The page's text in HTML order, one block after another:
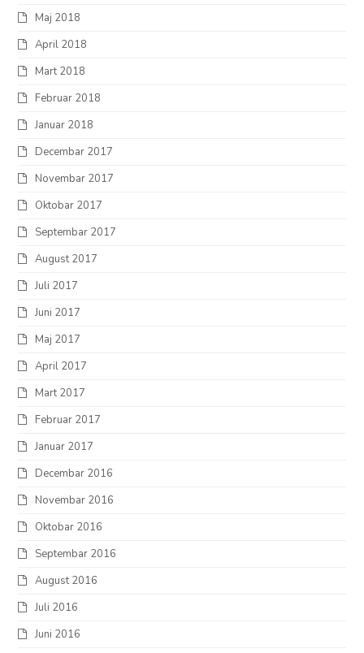
Maj 2018
April 2018
Mart 2018
Februar 2018
Januar 2018
Decembar 2017
Novembar 2017
Oktobar 2017
Septembar 2017
August 2017
Juli 2017
Juni 2017
Maj 2017
April 2017
Mart 2017
Februar 2017
Januar 2017
Decembar 2016
Novembar 2016
Oktobar 2016
Septembar 2016
August 2016
Juli 2016
Juni 2016